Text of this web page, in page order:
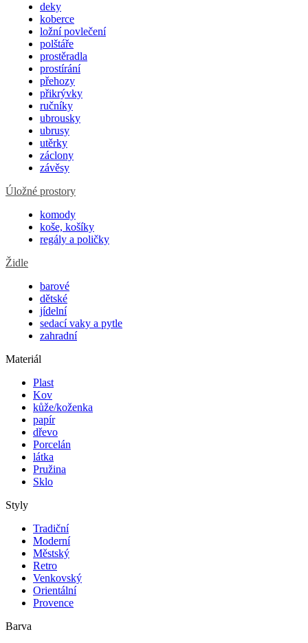
deky
koberce
ložní povlečení
polštáře
prostěradla
prostírání
přehozy
přikrývky
ručníky
ubrousky
ubrusy
utěrky
záclony
závěsy
Úložné prostory
komody
koše, košíky
regály a poličky
Židle
barové
dětské
jídelní
sedací vaky a pytle
zahradní
Materiál
Plast
Kov
kůže/koženka
papír
dřevo
Porcelán
látka
Pružina
Sklo
Styly
Tradiční
Moderní
Městský
Retro
Venkovský
Orientální
Provence
Barva